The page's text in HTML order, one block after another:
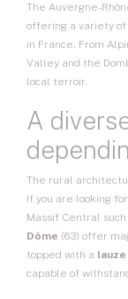
The Auvergne-
offering a variety
in France. From
Valley and the
local terroir.
A
The rural
If you are looking
Massif Central such
Dôme (63) offer
topped with a
capable of